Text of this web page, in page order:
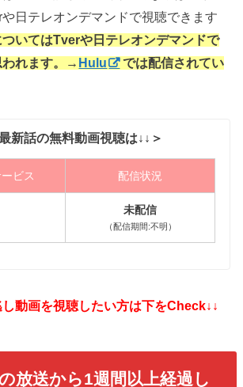
日テレオンデマンドで視聴できます
ついてはTverや日テレオンデマンドで
われます。→ Hulu
では配信されてい
新話の無料動画視聴は↓↓＞
ビス 配信状況
未配信
（配信期間:不明）
し動画を視聴したい方は下をCheck↓↓
放送から1週間以上経過し